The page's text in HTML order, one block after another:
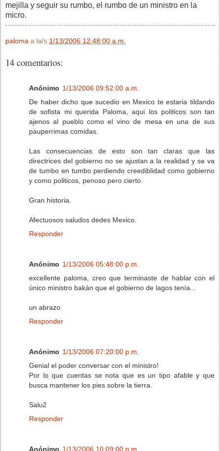
mejilla y seguir su rumbo, el rumbo de un ministro en la
micro.
paloma a la/s 1/13/2006 12:48:00 a.m.
14 comentarios:
Anónimo 1/13/2006 09:52:00 a.m.
De haber dicho que sucedio en Mexico te estaria tildando
de sofista mi querida Paloma, aqui los politicos son tan
ajenos al pueblo como el vino de mesa en una de sus
pauperrimas comidas.
Las consecuencias de esto son tan claras que las
directrices del gobierno no se ajustan a la realidad y se va
de tumbo en tumbo perdiendo creediblidad como gobierno
y como politicos, penoso pero cierto.
Gran historia.
Afectuosos saludos dedes Mexico.
Responder
Anónimo 1/13/2006 05:48:00 p.m.
excellente paloma, creo que terminaste de hablar con el
único ministro bakán que el gobierno de lagos tenía...
un abrazo
Responder
Anónimo 1/13/2006 07:20:00 p.m.
Genial el poder conversar con el ministro!
Por lo que cuentas se nota que es un tipo afable y que
busca mantener los pies sobre la tierra.
Salu2
Responder
Anónimo 1/13/2006 10:09:00 p.m.